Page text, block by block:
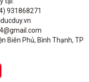
931868271
Biên Phủ, Bình Thạnh, TP